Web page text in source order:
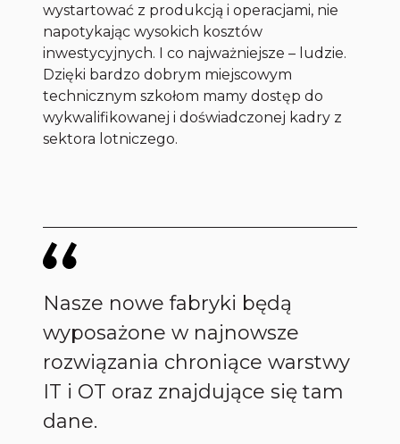
wystartować z produkcją i operacjami, nie
napotykając wysokich kosztów
inwestycyjnych. I co najważniejsze – ludzie.
Dzięki bardzo dobrym miejscowym
technicznym szkołom mamy dostęp do
wykwalifikowanej i doświadczonej kadry z
sektora lotniczego.
Nasze nowe fabryki będą
wyposażone w najnowsze
rozwiązania chroniące warstwy
IT i OT oraz znajdujące się tam
dane.